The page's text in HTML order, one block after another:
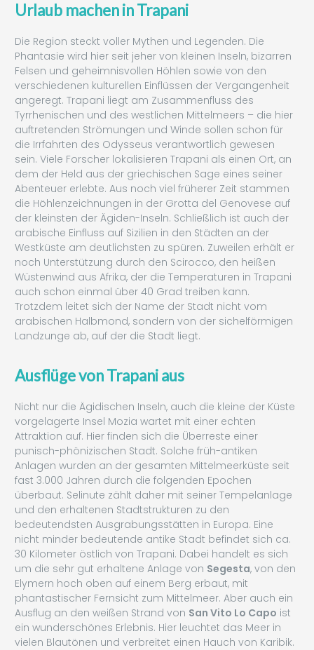
Urlaub machen in Trapani
Die Region steckt voller Mythen und Legenden. Die
Phantasie wird hier seit jeher von kleinen Inseln, bizarren
Felsen und geheimnisvollen Höhlen sowie von den
verschiedenen kulturellen Einflüssen der Vergangenheit
angeregt. Trapani liegt am Zusammenfluss des
Tyrrhenischen und des westlichen Mittelmeers – die hier
auftretenden Strömungen und Winde sollen schon für
die Irrfahrten des Odysseus verantwortlich gewesen
sein. Viele Forscher lokalisieren Trapani als einen Ort, an
dem der Held aus der griechischen Sage eines seiner
Abenteuer erlebte. Aus noch viel früherer Zeit stammen
die Höhlenzeichnungen in der Grotta del Genovese auf
der kleinsten der Ägiden-Inseln. Schließlich ist auch der
arabische Einfluss auf Sizilien in den Städten an der
Westküste am deutlichsten zu spüren. Zuweilen erhält er
noch Unterstützung durch den Scirocco, den heißen
Wüstenwind aus Afrika, der die Temperaturen in Trapani
auch schon einmal über 40 Grad treiben kann.
Trotzdem leitet sich der Name der Stadt nicht vom
arabischen Halbmond, sondern von der sichelförmigen
Landzunge ab, auf der die Stadt liegt.
Ausflüge von Trapani aus
Nicht nur die Ägidischen Inseln, auch die kleine der Küste
vorgelagerte Insel Mozia wartet mit einer echten
Attraktion auf. Hier finden sich die Überreste einer
punisch-phönizischen Stadt. Solche früh-antiken
Anlagen wurden an der gesamten Mittelmeerküste seit
fast 3.000 Jahren durch die folgenden Epochen
überbaut. Selinute zählt daher mit seiner Tempelanlage
und den erhaltenen Stadtstrukturen zu den
bedeutendsten Ausgrabungsstätten in Europa. Eine
nicht minder bedeutende antike Stadt befindet sich ca.
30 Kilometer östlich von Trapani. Dabei handelt es sich
um die sehr gut erhaltene Anlage von Segesta, von den
Elymern hoch oben auf einem Berg erbaut, mit
phantastischer Fernsicht zum Mittelmeer. Aber auch ein
Ausflug an den weißen Strand von San Vito Lo Capo ist
ein wunderschönes Erlebnis. Hier leuchtet das Meer in
vielen Blautönen und verbreitet einen Hauch von Karibik.